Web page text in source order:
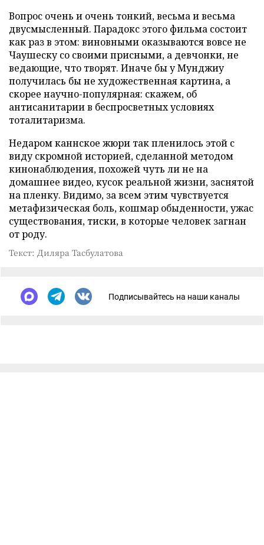
Вопрос очень и очень тонкий, весьма и весьма
двусмысленный. Парадокс этого фильма состоит
как раз в этом: виновными оказываются вовсе не
Чаушеску со своими присными, а девчонки, не
ведающие, что творят. Иначе бы у Мунджиу
получилась бы не художественная картина, а
скорее научно-популярная: скажем, об
антисанитарии в беспросветных условиях
тоталитаризма.
Недаром каннское жюри так пленилось этой с
виду скромной историей, сделанной методом
кинонаблюдения, похожей чуть ли не на
домашнее видео, кусок реальной жизни, заснятой
на пленку. Видимо, за всем этим чувствуется
метафизическая боль, кошмар обыденности, ужас
существования, тиски, в которые человек загнан
от роду.
Текст: Диляра Тасбулатова
Подписывайтесь на наши каналы